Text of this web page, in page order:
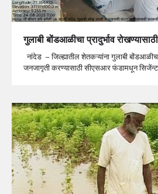
गुलाबी बोंडआळीचा प्रादुर्भाव
नांदेड – जिल्‍ह्यातील शेतकऱ्यांना गुलाबी बोंडआळीचा
जनजागृती करण्यासाठी सीएसआर फंडामधून